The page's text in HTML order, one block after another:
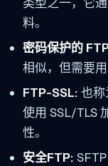
类型之一，它
料。
密码保护的 FTP
相似，但需要
FTP-SSL: 也称
使用 SSL/TLS
性。
安全FTP: